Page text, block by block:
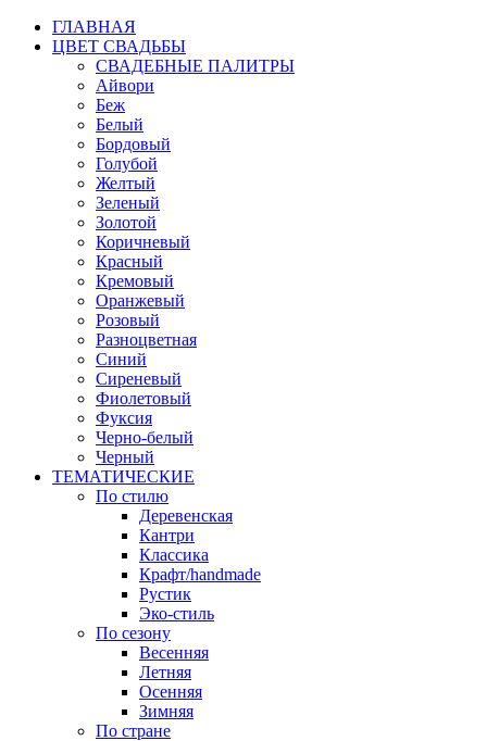
ГЛАВНАЯ
ЦВЕТ СВАДЬБЫ
СВАДЕБНЫЕ ПАЛИТРЫ
Айвори
Беж
Белый
Бордовый
Голубой
Желтый
Зеленый
Золотой
Коричневый
Красный
Кремовый
Оранжевый
Розовый
Разноцветная
Синий
Сиреневый
Фиолетовый
Фуксия
Черно-белый
Черный
ТЕМАТИЧЕСКИЕ
По стилю
Деревенская
Кантри
Классика
Крафт/handmade
Рустик
Эко-стиль
По сезону
Весенняя
Летняя
Осенняя
Зимняя
По стране